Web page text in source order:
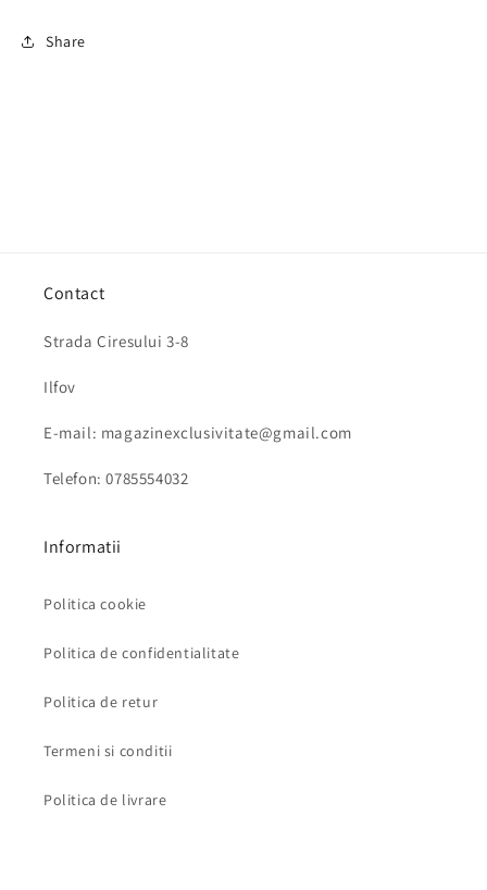
Share
Contact
Strada Ciresului 3-8
Ilfov
E-mail: magazinexclusivitate@gmail.com
Telefon: 0785554032
Informatii
Politica cookie
Politica de confidentialitate
Politica de retur
Termeni si conditii
Politica de livrare